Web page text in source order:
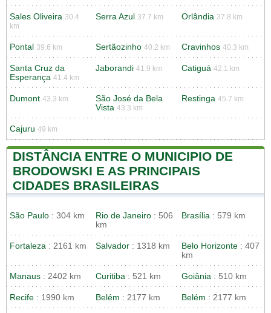
Sales Oliveira 30.4
km
Serra Azul 37.7 km Orlândia 37.8 km
Pontal 39.6 km Sertãozinho 40.2 km Cravinhos 40.3 km
Santa Cruz da
Esperança 41.4 km
Jaborandi 41.9 km Catiguá 42.1 km
Dumont 43.3 km
São José da Bela
Vista 43.3 km
Restinga 45.7 km
Cajuru 49 km
DISTÂNCIA ENTRE O MUNICIPIO DE
BRODOWSKI E AS PRINCIPAIS
CIDADES BRASILEIRAS
São Paulo : 304 km Rio de Janeiro : 506
km
Brasília : 579 km
Fortaleza : 2161 km Salvador : 1318 km Belo Horizonte : 407
km
Manaus : 2402 km Curitiba : 521 km Goiânia : 510 km
Recife : 1990 km Belém : 2177 km Belém : 2177 km